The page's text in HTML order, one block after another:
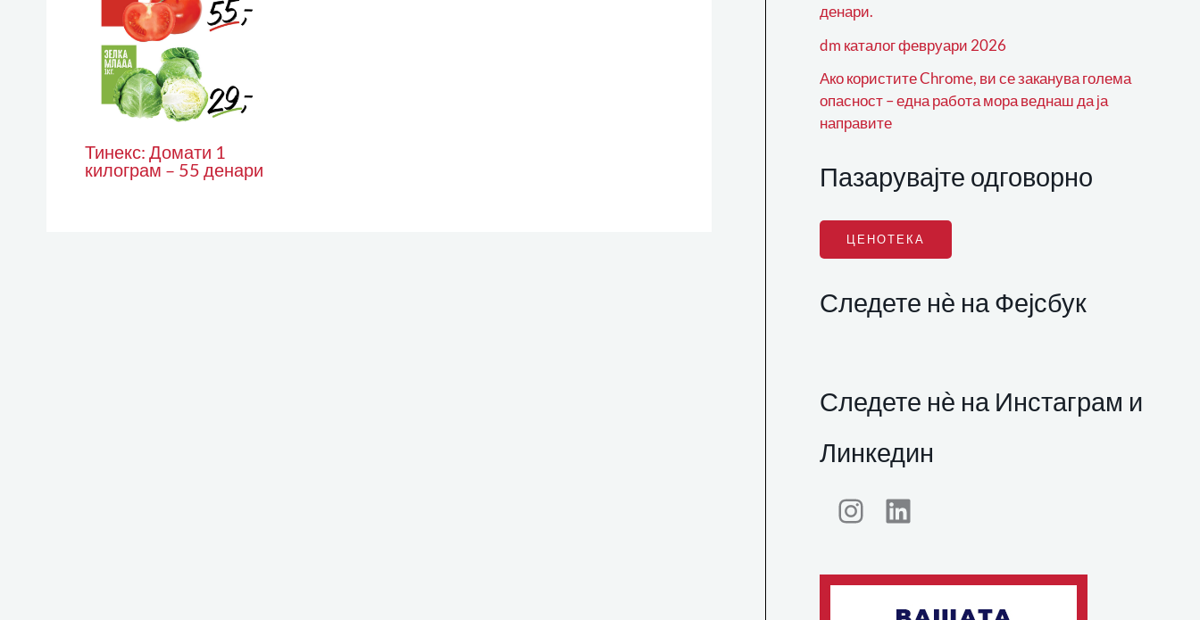
Тинекс: Домати 1
килограм – 55 денари
денари.
dm каталог февруари 2026
Ако користите Chrome, ви се заканува голема
опасност – една работа мора веднаш да ја
направите
Пазарувајте одговорно
ЦЕНОТЕКА
Следете нѐ на Фејсбук
Следете нѐ на Инстаграм и
Линкедин